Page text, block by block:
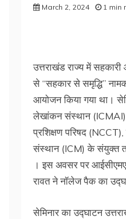
March 2, 2024 1 min
उत्तराखंड राज्य में
से “सहकार से समृद्धि”
आयोजन किया गया था।
लेखांकन संस्थान (ICMAI),
प्रशिक्षण परिषद
संस्थान (ICM) के संयुक्त
। इस अवसर पर
रावत ने नॉलेज पैक का
सेमिनार का उद्घाटन